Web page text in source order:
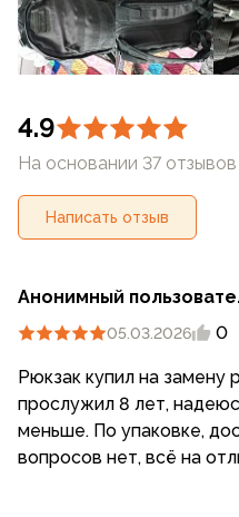
4.9
На основании 37 отзывов
Написать отзыв
Анонимный
05.03.2026 0
Рюкзак купил на замену
прослужил 8 лет,
меньше. По упаковке,
вопросов нет, всё на